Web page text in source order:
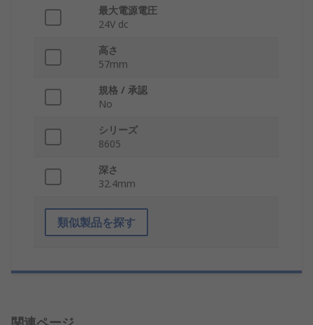
最大電源電圧
24V dc
高さ
57mm
規格 / 承認
No
シリーズ
8605
深さ
32.4mm
類似製品を探す